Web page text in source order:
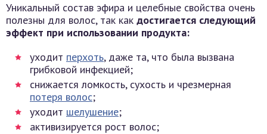
Уникальный состав эфира и целебные свойства очень
полезны для волос, так как достигается следующий
эффект при использовании продукта:
уходит перхоть, даже та, что была вызвана
грибковой инфекцией;
снижается ломкость, сухость и чрезмерная
потеря волос;
уходит шелушение;
активизируется рост волос;